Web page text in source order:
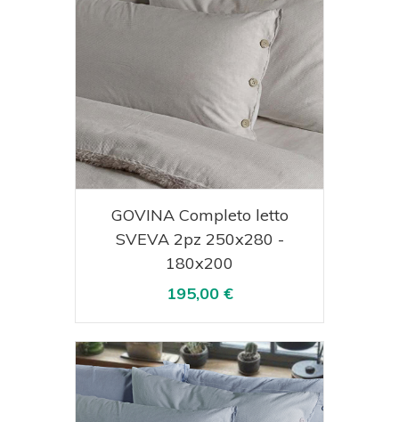
Acquista Visualizza
GOVINA Completo letto
SVEVA 2pz 250x280 -
180x200
195,00 €